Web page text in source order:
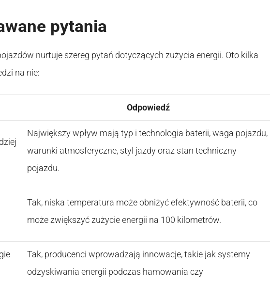
pytania
nurtuje szereg pytań dotyczących zużycia energii. Oto kilka
na nie:
Odpowiedź
Największy wpływ mają typ i technologia baterii, waga pojazdu,
warunki atmosferyczne, styl jazdy oraz stan techniczny
pojazdu.
Tak, niska temperatura może obniżyć efektywność baterii, co
może zwiększyć zużycie energii na 100 kilometrów.
Tak, producenci wprowadzają innowacje, takie jak systemy
odzyskiwania energii podczas hamowania czy